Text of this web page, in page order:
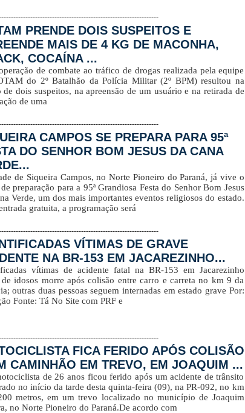
PRENDE DOIS SUSPEITOS E
MAIS DE 4 KG DE MACONHA,
COCAÍNA ...
de combate ao tráfico de drogas realizada pela equipe
do 2º Batalhão da Polícia Militar (2º BPM) resultou na
de dois suspeitos, na apreensão de um usuário e na retirada de
de uma
CAMPOS SE PREPARA PARA 95ª
DO SENHOR BOM JESUS DA CANA
de Siqueira Campos, no Norte Pioneiro do Paraná, já vive o
preparação para a 95ª Grandiosa Festa do Senhor Bom Jesus
Verde, um dos mais importantes eventos religiosos do estado.
gratuita, a programação será
VÍTIMAS DE GRAVE
NA BR-153 EM JACAREZINHO...
vítimas de acidente fatal na BR-153 em Jacarezinho
de idosos morre após colisão entre carro e carreta no km 9 da
outras duas pessoas seguem internadas em estado grave Por:
Fonte: Tá No Site com PRF e
FICA FERIDO APÓS COLISÃO
CAMINHÃO EM TREVO, EM JOAQUIM ...
de 26 anos ficou ferido após um acidente de trânsito
no início da tarde desta quinta-feira (09), na PR-092, no km
metros, em um trevo localizado no município de Joaquim
no Norte Pioneiro do Paraná.De acordo com